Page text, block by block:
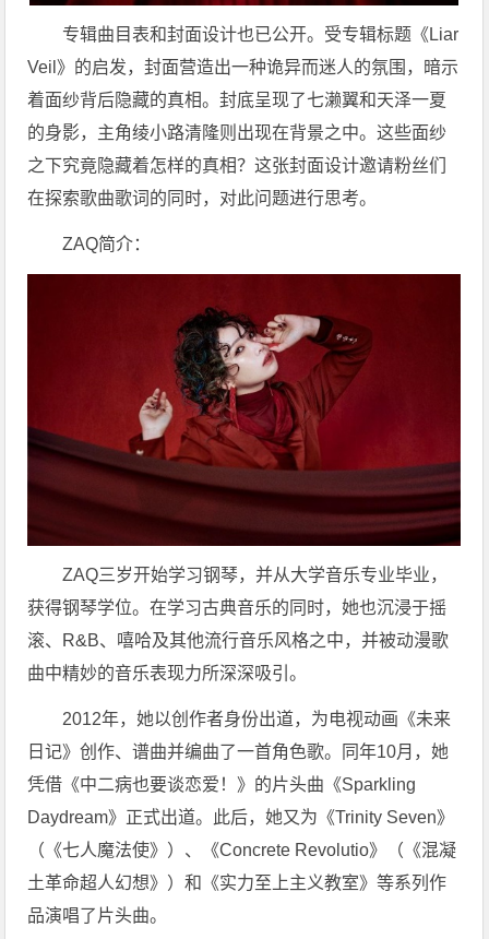
专辑曲目表和封面设计也已公开。受专辑标题《Liar
Veil》的启发，封面营造出一种诡异而迷人的氛围，暗示
着面纱背后隐藏的真相。封底呈现了七濑翼和天泽一夏
的身影，主角绫小路清隆则出现在背景之中。这些面纱
之下究竟隐藏着怎样的真相？这张封面设计邀请粉丝们
在探索歌曲歌词的同时，对此问题进行思考。
ZAQ简介：
ZAQ三岁开始学习钢琴，并从大学音乐专业毕业，
获得钢琴学位。在学习古典音乐的同时，她也沉浸于摇
滚、R&B、嘻哈及其他流行音乐风格之中，并被动漫歌
曲中精妙的音乐表现力所深深吸引。
2012年，她以创作者身份出道，为电视动画《未来
日记》创作、谱曲并编曲了一首角色歌。同年10月，她
凭借《中二病也要谈恋爱！》的片头曲《Sparkling
Daydream》正式出道。此后，她又为《Trinity Seven》
（《七人魔法使》）、《Concrete Revolutio》（《混凝
土革命超人幻想》）和《实力至上主义教室》等系列作
品演唱了片头曲。